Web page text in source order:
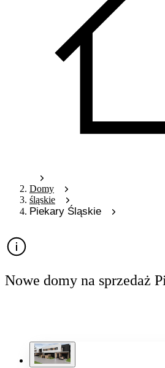
Domy
śląskie
Piekary Śląskie
Nowe domy na sprzedaż